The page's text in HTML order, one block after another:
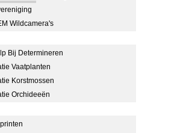
Wildcamera's
Bij Determineren
Vaatplanten
Korstmossen
Orchideeën